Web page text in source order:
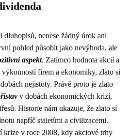
nenese žádný úrok ani
pohled působit jako nevýhoda, ale
aspekt. Zatímco hodnota akcií a
výkonností firem a ekonomiky, zlato si
nejistoty. Právě proto je zlato
v dobách ekonomických krizí,
Historie nám ukazuje, že zlato si
napříč staletími a civilizacemi.
krize v roce 2008, kdy akciové trhy